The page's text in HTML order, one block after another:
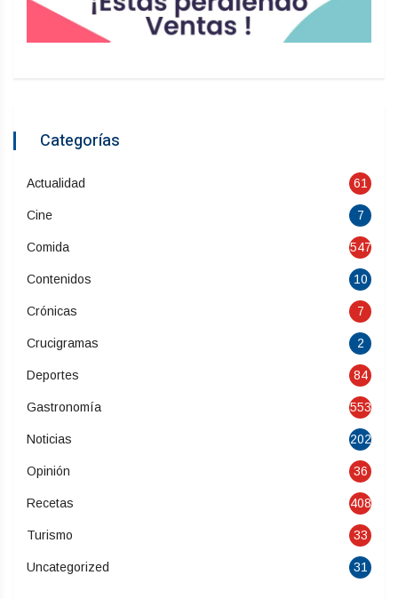
Categorías
Actualidad 61
Cine 7
Comida 547
Contenidos 10
Crónicas 7
Crucigramas 2
Deportes 84
Gastronomía 553
Noticias 202
Opinión 36
Recetas 408
Turismo 33
Uncategorized 31